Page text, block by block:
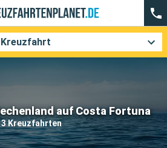
auf Costa Fortuna
3 Kreuzfahrten
Kreuzfahrt